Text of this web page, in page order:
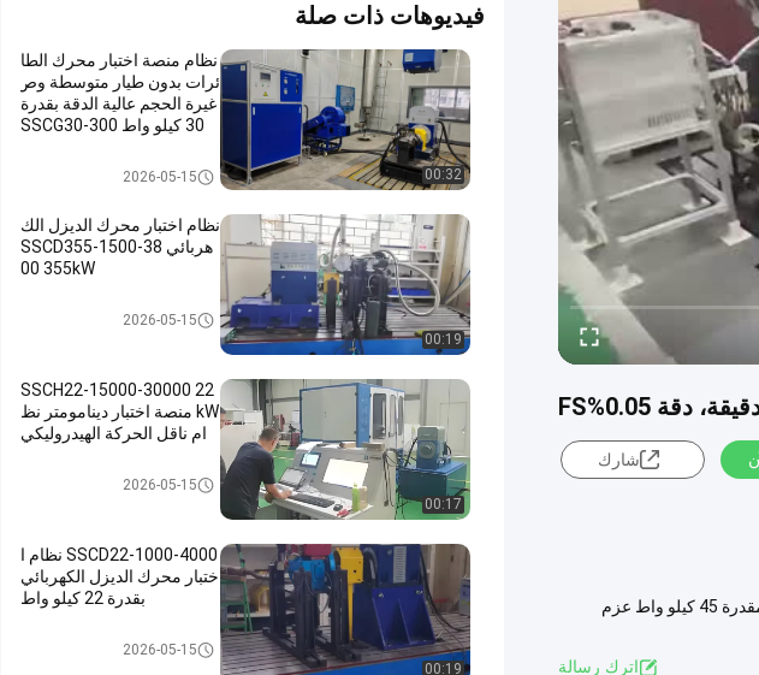
شارك
نظام اختبار محرك ديزل أوتوماتيكي بالكامل بقدرة 45 كيلو واط 0.05%FS 3600 دورة في الدقيقة مواصفات المنتج القدرة المقدرة 45 كيلو واط عزم
اترك رسالة
فيديوهات ذات صلة
00:32
نظام منصة اختبار محرك الطا
ئرات بدون طيار متوسطة وص
غيرة الحجم عالية الدقة بقدرة
30 كيلو واط SSCG30-300
اختبار دينامومتر المحرك2026-05-15
00:19
نظام اختبار محرك الديزل الك
هربائي SSCD355-1500-38
00 355kW
اختبار دينامومتر المحرك2026-05-15
00:17
SSCH22-15000-30000 22
kW منصة اختبار دينامومتر نظ
ام ناقل الحركة الهيدروليكي
اختبار دينامومتر المحرك2026-05-15
00:19
SSCD22-1000-4000 نظام ا
ختبار محرك الديزل الكهربائي
بقدرة 22 كيلو واط
اختبار دينامومتر المحرك2026-05-15